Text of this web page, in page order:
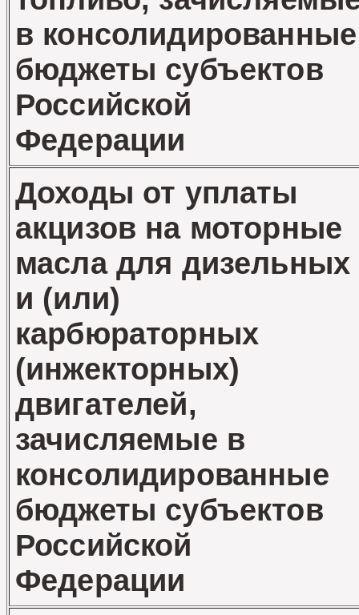
в консолидированные
бюджеты субъектов
Российской
Федерации
Доходы от уплаты
акцизов на моторные
масла для дизельных
и (или)
карбюраторных
(инжекторных)
двигателей,
зачисляемые в
консолидированные
бюджеты субъектов
Российской
Федерации